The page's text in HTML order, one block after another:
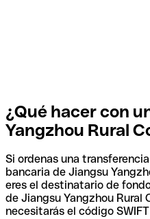
¿Qué hacer con
Yangzhou Rural
Si ordenas una
bancaria de Jiangsu
eres el destinatario de
de Jiangsu Yangzhou Rural
necesitarás el código